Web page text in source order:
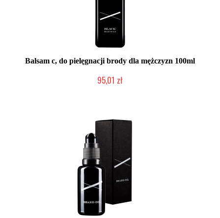
Balsam c, do pielęgnacji brody dla mężczyzn 100ml
95,01 zł